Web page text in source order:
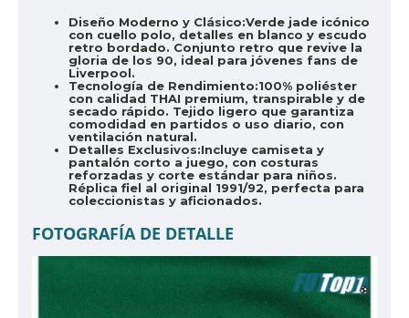
Diseño Moderno y Clásico:Verde jade icónico
con cuello polo, detalles en blanco y escudo
retro bordado. Conjunto retro que revive la
gloria de los 90, ideal para jóvenes fans de
Liverpool.
Tecnología de Rendimiento:100% poliéster
con calidad THAI premium, transpirable y de
secado rápido. Tejido ligero que garantiza
comodidad en partidos o uso diario, con
ventilación natural.
Detalles Exclusivos:Incluye camiseta y
pantalón corto a juego, con costuras
reforzadas y corte estándar para niños.
Réplica fiel al original 1991/92, perfecta para
coleccionistas y aficionados.
FOTOGRAFÍA DE DETALLE